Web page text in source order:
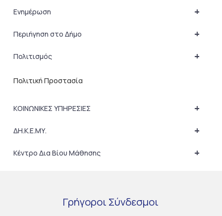
+
Ενημέρωση
+
Περιήγηση στο Δήμο
+
Πολιτισμός
Πολιτική Προστασία
+
ΚΟΙΝΩΝΙΚΕΣ ΥΠΗΡΕΣΙΕΣ
+
ΔΗ.Κ.Ε.ΜΥ.
+
Κέντρο Δια Βίου Μάθησης
Γρήγοροι Σύνδεσμοι